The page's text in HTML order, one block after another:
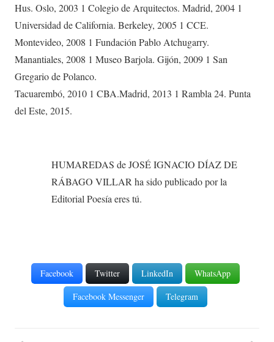
Hus. Oslo, 2003 1 Colegio de Arquitectos. Madrid, 2004 1
Universidad de California. Berkeley, 2005 1 CCE.
Montevideo, 2008 1 Fundación Pablo Atchugarry.
Manantiales, 2008 1 Museo Barjola. Gijón, 2009 1 San
Gregario de Polanco.
Tacuarembó, 2010 1 CBA.Madrid, 2013 1 Rambla 24. Punta
del Este, 2015.
HUMAREDAS de JOSÉ IGNACIO DÍAZ DE
RÁBAGO VILLAR ha sido publicado por la
Editorial Poesía eres tú.
Facebook Twitter LinkedIn
WhatsApp
Facebook Messenger
Telegram